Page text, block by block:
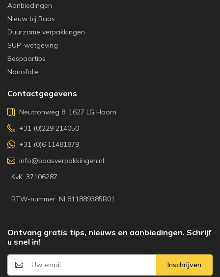
Aanbiedingen
Nieuw bij Baas
Duurzame verpakkingen
SUP-wetgeving
Bespaartips
Nanofolie
Contactgegevens
Neutronweg 8, 1627 LG Hoorn
+31 (0)229 214050
+31 (0)6 11481879
info@baasverpakkingen.nl
KvK: 37106287
BTW-nummer: NL811889385B01
Ontvang gratis tips, nieuws en aanbiedingen. Schrijf
u snel in!
Inschrijven